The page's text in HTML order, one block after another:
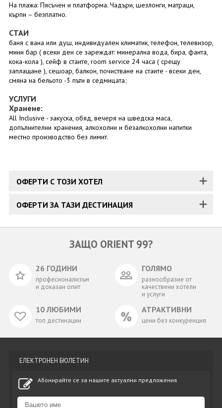
На плажа: Пясъчен и платформа. Чадъри, шезлонги, матраци,
кърпи – безплатно.
СТАИ
баня с вана или душ, индивидуален климатик, телефон, телевизор,
мини бар ( всеки ден се зареждат: минерална вода, бира, фанта,
кока-кола ), сейф в стаите, room service 24 часа ( срещу
заплащане ), сешоар, балкон, почистване на стаите - всеки ден,
смяна на бельото -3 пъти в седмицата;
УСЛУГИ
Хранене:
All Inclusive - закуска, обяд, вечеря на шведска маса,
допълнителни хранения, алкохолни и безалкохолни напитки
местно производство без лимит.
ОФЕРТИ С ТОЗИ ХОТЕЛ
ОФЕРТИ ЗА ТАЗИ ДЕСТИНАЦИЯ
ЗАЩО ORIENT 99?
26 ГОДИНИ
професионализъм
и доказан опит
ГОЛЯМО
разнообразие от
качествени хотели
и услуги
10 ЛЮБИМИ
топ дестинации
АТРАКТИВНИ
цени без конкуренция
ЕЛЕКТРОНЕН БЮЛЕТИН
Абонирайте се за нашите актуални предложения